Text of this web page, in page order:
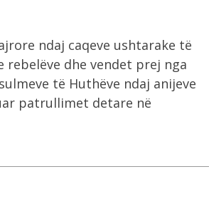
ndaj caqeve ushtarake të
rebelëve dhe vendet prej nga
të Huthëve ndaj anijeve
patrullimet detare në